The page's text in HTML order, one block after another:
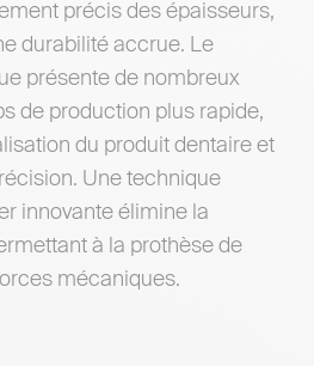
précis des épaisseurs,
durabilité accrue. Le
présente de nombreux
de production plus rapide,
du produit dentaire et
Une technique
innovante élimine la
à la prothèse de
mécaniques.